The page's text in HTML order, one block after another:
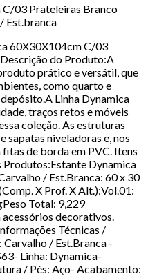
03 Prateleiras Branco
Est.branca
60X30X104cm C/03
do Produto:A
prático e versátil, que
como quarto e
Linha Dynamica
traços retos e móveis
coleção. As estruturas
sapatas niveladoras e, nos
de borda em PVC. Itens
Produtos:Estante Dynamica
/ Est.Branca: 60 x 30
X Prof. X Alt.):Vol.01:
Total: 9,229
decorativos.
Técnicas /
/ Est.Branca -
Linha: Dynamica-
/ Pés: Aço- Acabamento: